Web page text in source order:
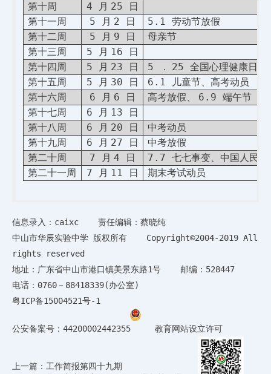
第十周 4 月 25
日
第十一周
5 月 2 日 5.1劳动节放假
第十二周
5 月 9 日
母亲节
第十三周
5 月 16
日
第十四周
5 月 23 日 5 ． 25全国心理健康日
第十五周
5 月 30 日 6.1
儿童节、高考动员
第十六周
6 月 6 日 高考放假、 6.9端午节
第十七周
6 月 13
日
第十八周
6 月 20 日
中考动员
第十九周
6 月 27 日
中考放假
第二十周
7 月 4 日 7.7七七事变、中国人民
第二十一周
7 月 11 日 期末考试动员
信息录入：caixc 责任编辑：蔡晓纯
中山市华辰实验中学 版权所有 Copyright©2004-2019 All
rights reserved
地址：广东省中山市港口镇美景东路1号 邮编：528447
电话：0760－88418339(办公室)
粤ICP备15004521号-1
公安备案号：44200002442355 教育网站设立许可
上一篇：工作简报第四十九期